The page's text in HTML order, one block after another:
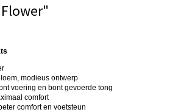
modieus ontwerp
voering en bont gevoerde tong
comfort
comfort en voetsteun